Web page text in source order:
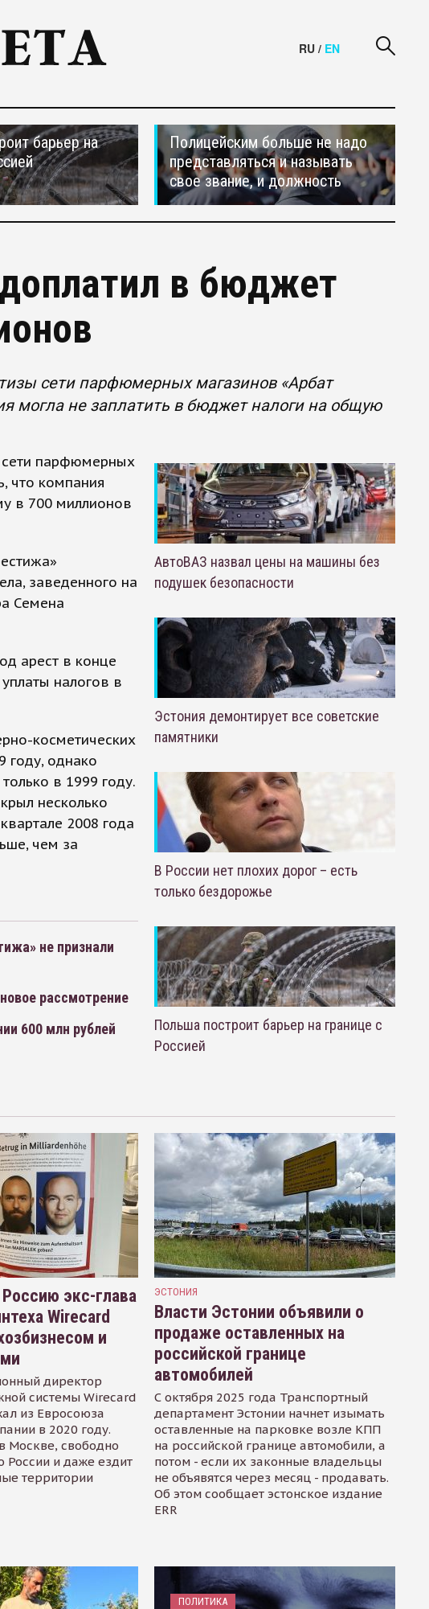
RU / EN
барьер на
Полицейским больше не надо
представляться и называть
свое звание, и должность
в бюджет
сети парфюмерных магазинов «Арбат
могла не заплатить в бюджет налоги на общую
сети парфюмерных
что компания
в 700 миллионов
заведенного на
Семена
арест в конце
налогов в
косметических
году, однако
в 1999 году.
несколько
2008 года
чем за
не признали
рассмотрение
600 млн рублей
АвтоВАЗ назвал цены на машины без
подушек безопасности
Эстония демонтирует все советские
памятники
В России нет плохих дорог – есть
только бездорожье
Польша построит барьер на границе с
Россией
экс-глава
Wirecard
и
директор
системы Wirecard
из Евросоюза
в 2020 году.
Москве, свободно
России и даже ездит
территории
ЭСТОНИЯ
Власти Эстонии объявили о
продаже оставленных на
российской границе
автомобилей
С октября 2025 года Транспортный
департамент Эстонии начнет изымать
оставленные на парковке возле КПП
на российской границе автомобили, а
потом - если их законные владельцы
не объявятся через месяц - продавать.
Об этом сообщает эстонское издание
ERR
ПОЛИТИКА